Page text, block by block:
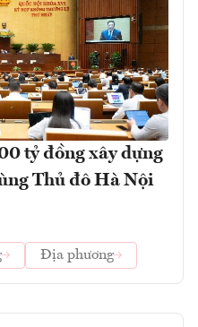
tỷ đồng xây dựng
Thủ đô Hà Nội
Địa phương